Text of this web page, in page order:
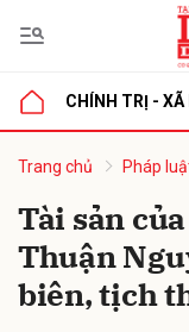
CHÍNH TRỊ - XÃ
Trang chủ Pháp
Tài sản
Thuận
biên, tịch
luận